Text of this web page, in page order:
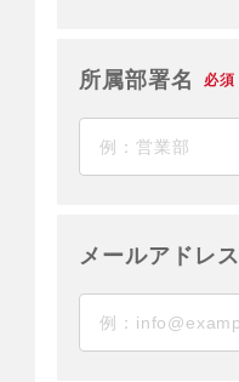
所属部署名 必須
メールアドレス